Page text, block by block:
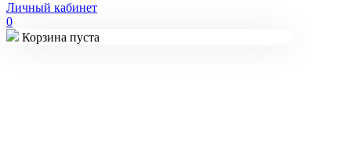
Личный кабинет
0
Корзина пуста